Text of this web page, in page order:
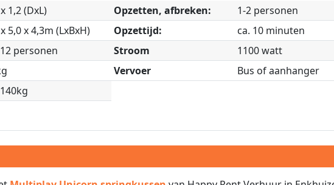
1,2 (DxL)
5,0 x 4,3m (LxBxH)
personen
Opzetten, afbreken:
1-2 personen
Opzettijd:
ca. 10 minuten
Stroom
1100 watt
Vervoer
Bus of aanhanger